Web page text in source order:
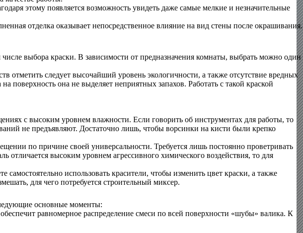
этому появляется возможность увидеть даже самые мелкие и незначительные
отделка оказывает непосредственное влияние на вид стены после окрашивания.
числе выбора краски. В зависимости от предназначения комнаты, выбрать можно один
отметить следует высочайший уровень экологичности, а также отсутствие вредных
поверхность она не выделяет неприятных запахов. Работать с такой краской
с высоким уровнем влажности. Если говорить об инструментах для работы, то
не предъявляют. Достаточно лишь, чтобы ворсинки на кисти были крепко
по причине своей универсальности. Требуется лишь постоянно проветривать
высоким уровнем агрессивного химического воздействия, то для
использовать красители, чтобы изменить цвет краски, а также
для чего потребуется строительный миксер.
основные моменты:
равномерное распределение смеси по всей поверхности «шубы» валика. К